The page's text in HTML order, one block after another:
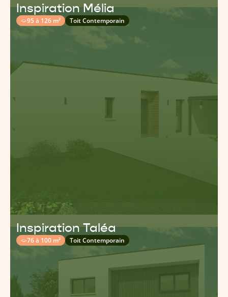
Inspiration Mélia
95 à 126 m² Toit Contemporain
Inspiration Taléa
76 à 100 m² Toit Contemporain